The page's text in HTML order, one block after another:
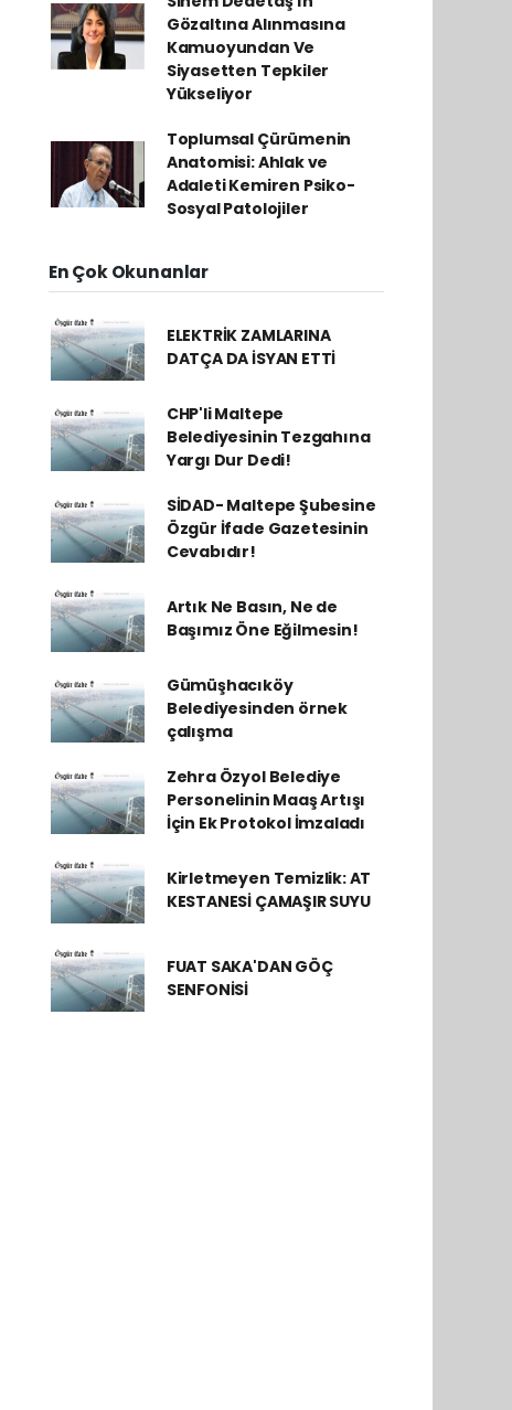
Gözaltına Alınmasına
Kamuoyundan Ve
Siyasetten Tepkiler
Yükseliyor
Toplumsal Çürümenin
Anatomisi: Ahlak ve
Adaleti Kemiren Psiko-
Sosyal Patolojiler
En Çok Okunanlar
ELEKTRİK ZAMLARINA
DATÇA DA İSYAN ETTİ
CHP'li Maltepe
Belediyesinin Tezgahına
Yargı Dur Dedi!
SİDAD- Maltepe Şubesine
Özgür İfade Gazetesinin
Cevabıdır!
Artık Ne Basın, Ne de
Başımız Öne Eğilmesin!
Gümüşhacıköy
Belediyesinden örnek
çalışma
Zehra Özyol Belediye
Personelinin Maaş Artışı
İçin Ek Protokol İmzaladı
Kirletmeyen Temizlik: AT
KESTANESİ ÇAMAŞIR SUYU
FUAT SAKA'DAN GÖÇ
SENFONİSİ